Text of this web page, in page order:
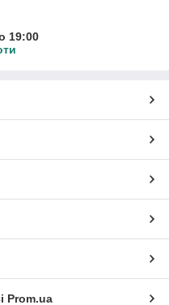
19:00
Prom.ua